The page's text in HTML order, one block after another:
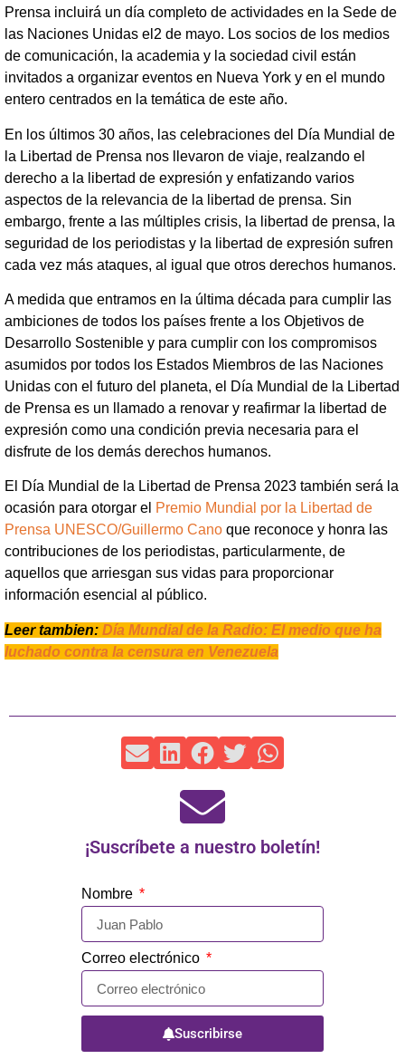
Prensa incluirá un día completo de actividades en la Sede de
las Naciones Unidas el 2 de mayo. Los socios de los medios
de comunicación, la academia y la sociedad civil están
invitados a organizar eventos en Nueva York y en el mundo
entero centrados en la temática de este año.
En los últimos 30 años, las celebraciones del Día Mundial de
la Libertad de Prensa nos llevaron de viaje, realzando el
derecho a la libertad de expresión y enfatizando varios
aspectos de la relevancia de la libertad de prensa. Sin
embargo, frente a las múltiples crisis, la libertad de prensa, la
seguridad de los periodistas y la libertad de expresión sufren
cada vez más ataques, al igual que otros derechos humanos.
A medida que entramos en la última década para cumplir las
ambiciones de todos los países frente a los Objetivos de
Desarrollo Sostenible y para cumplir con los compromisos
asumidos por todos los Estados Miembros de las Naciones
Unidas con el futuro del planeta, el Día Mundial de la Libertad
de Prensa es un llamado a renovar y reafirmar la libertad de
expresión como una condición previa necesaria para el
disfrute de los demás derechos humanos.
El Día Mundial de la Libertad de Prensa 2023 también será la
ocasión para otorgar el Premio Mundial por la Libertad de
Prensa UNESCO/Guillermo Cano que reconoce y honra las
contribuciones de los periodistas, particularmente, de
aquellos que arriesgan sus vidas para proporcionar
información esencial al público.
Leer tambien: Día Mundial de la Radio: El medio que ha
luchado contra la censura en Venezuela
¡Suscríbete a nuestro boletín!
Nombre
Correo electrónico
Suscribirse